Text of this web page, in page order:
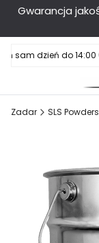
Gwarancja
sam dzień do
Zadar SLS Powders